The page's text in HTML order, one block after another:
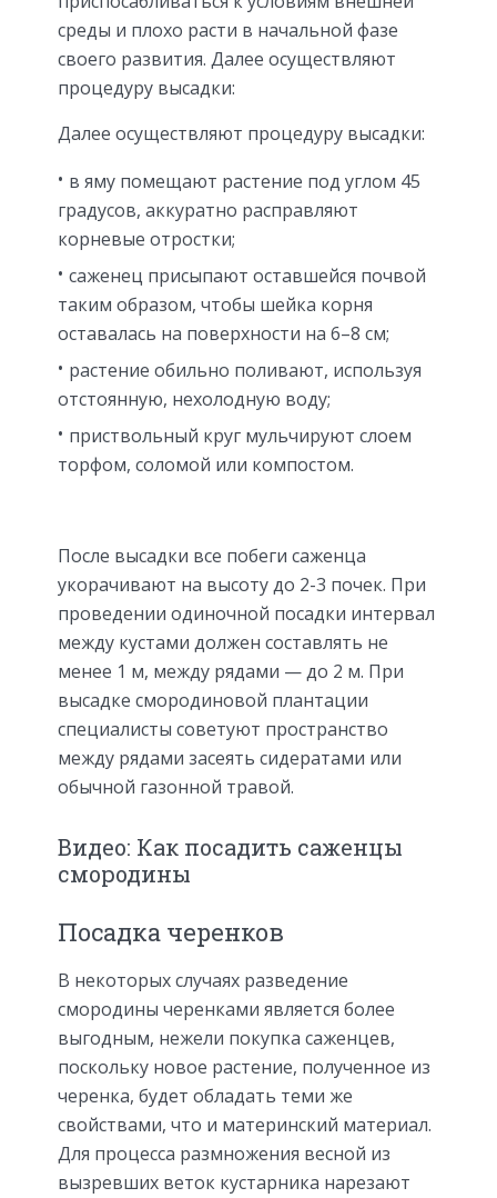
среды и плохо расти в начальной фазе
своего развития. Далее осуществляют
процедуру высадки:
Далее осуществляют процедуру высадки:
в яму помещают растение под углом 45
градусов, аккуратно расправляют
корневые отростки;
саженец присыпают оставшейся почвой
таким образом, чтобы шейка корня
оставалась на поверхности на 6–8 см;
растение обильно поливают, используя
отстоянную, нехолодную воду;
приствольный круг мульчируют слоем
торфом, соломой или компостом.
После высадки все побеги саженца
укорачивают на высоту до 2-3 почек. При
проведении одиночной посадки интервал
между кустами должен составлять не
менее 1 м, между рядами — до 2 м. При
высадке смородиновой плантации
специалисты советуют пространство
между рядами засеять сидератами или
обычной газонной травой.
Видео: Как посадить саженцы
смородины
Посадка черенков
В некоторых случаях разведение
смородины черенками является более
выгодным, нежели покупка саженцев,
поскольку новое растение, полученное из
черенка, будет обладать теми же
свойствами, что и материнский материал.
Для процесса размножения весной из
вызревших веток кустарника нарезают